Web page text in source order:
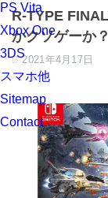
PS Vita
Xbox One
3DS
スマホ他
Sitemap
Contact
R-TYPE
かクソゲーか？
2021年4月17日